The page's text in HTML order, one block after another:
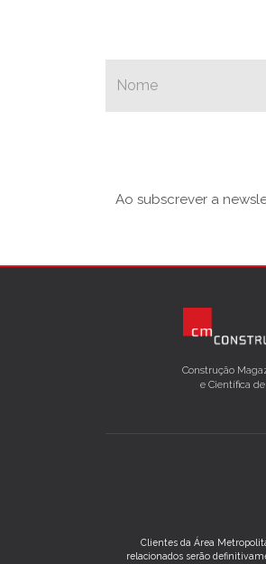
Ao subscrever a
Construção
e Científica
Clientes da Área
relacionados serão